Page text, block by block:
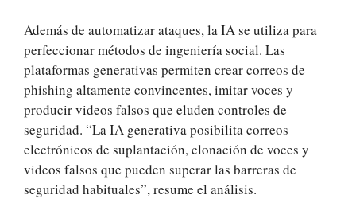
Además de automatizar ataques, la IA se utiliza para
perfeccionar métodos de ingeniería social. Las
plataformas generativas permiten crear correos de
phishing altamente convincentes, imitar voces y
producir videos falsos que eluden controles de
seguridad. “La IA generativa posibilita correos
electrónicos de suplantación, clonación de voces y
videos falsos que pueden superar las barreras de
seguridad habituales”, resume el análisis.